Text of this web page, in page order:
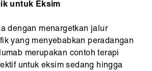
untuk Eksim
dengan menargetkan jalur
yang menyebabkan peradangan
merupakan contoh terapi
untuk eksim sedang hingga